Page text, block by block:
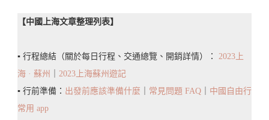
讓
行
【中國上海文章整理列表】
▪️ 行程總結（關於每日行程、交通總覽、開銷詳情）： 2023上
海 · 蘇州
2023上海蘇州遊記
▪️ 行前準備： 出發前應該準備什麼 常見問題 FAQ
中國自由行
常用 app